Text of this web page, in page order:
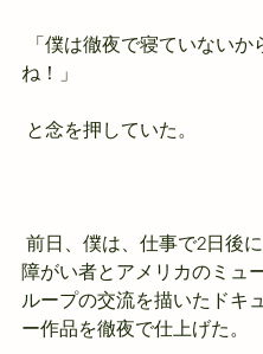
ね！」
と念を押していた。
障がい者とアメリカのミュ
ループの交流を描いたドキ
ー作品を徹夜で仕上げた。